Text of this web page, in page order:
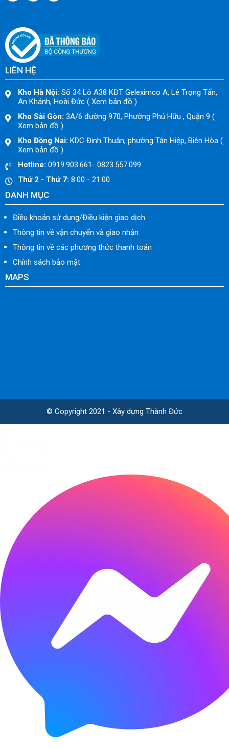
LIÊN HỆ
Kho Hà Nội: Số 34 Lô A38 KĐT Geleximco A, Lê Trọng Tấn,
An Khánh, Hoài Đức ( Xem bản đồ )
Kho Sài Gòn: 3A/6 đường 970, Phường Phú Hữu , Quận 9 (
Xem bản đồ )
Kho Đồng Nai: KDC Đinh Thuận, phường Tân Hiệp, Biên Hòa (
Xem bản đồ )
Hotline: 0919.903.661- 0823.557.099
Thứ 2 - Thứ 7: 8:00 - 21:00
DANH MỤC
Điều khoản sử dụng/Điều kiện giao dịch.
Thông tin về vận chuyển và giao nhận
Thông tin về các phương thức thanh toán
Chính sách bảo mật
MAPS
© Copyright 2021 - Xây dựng Thành Đức